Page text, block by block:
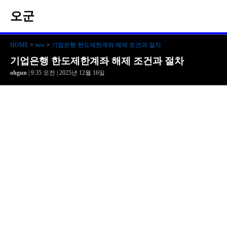
오군
HOME > new > 기업은행 한도제한계좌 해제 조건과 절차
기업은행 한도제한계좌 해제 조건과 절차
ohgun | 9:35 오전 | 2025년 12월 16일